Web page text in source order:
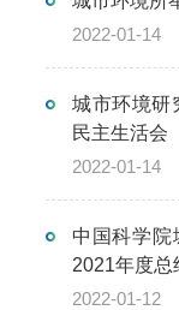
2022-01-14
城市环境研
民主生活会
2022-01-14
中国科学院
2021年度总
2022-01-12